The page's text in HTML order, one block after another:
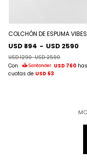
COLCHÓN DE ESPUMA VIBES
USD 894 - USD 2590
USD 1290-USD 2590
Con
USD 760
cuotas de USD 63